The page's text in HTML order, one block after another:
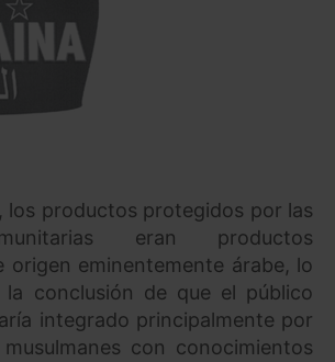
los productos protegidos por las
eran productos
origen eminentemente árabe, lo
la conclusión de que el público
integrado principalmente por
con conocimientos